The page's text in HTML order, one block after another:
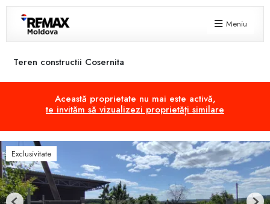
Meniu
Teren constructii Cosernita
Această proprietate nu mai este activă,
te invităm să vizualizezi proprietăți similare
Exclusivitate